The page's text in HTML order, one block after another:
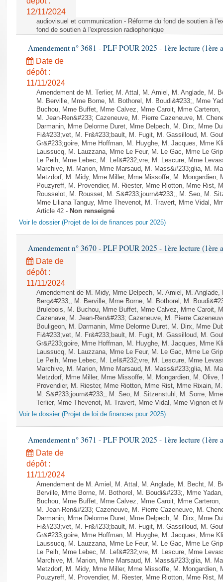
Baromètre de l’application des lois
Dossiers législatifs
Budget et sécurité sociale
Questions écrites et orales
Comptes rendus des débats
12/11/2024
audiovisuel et communication - Réforme du fond de soutien à
fond de soutien à l'expression radiophonique
Amendement n° 3681 - PLF POUR 2025 - 1ère lecture (1ère
Date de
dépôt :
11/11/2024
Amendement de M. Terlier, M. Attal, M. Amiel, M. Anglade, M.
M. Berville, Mme Borne, M. Bothorel, M. Boudi&#233;, Mme
Buchou, Mme Buffet, Mme Calvez, Mme Caroit, Mme
M. Jean-Ren&#233; Cazeneuve, M. Pierre Cazeneuve, M.
Darmanin, Mme Delorme Duret, Mme Delpech, M. Dirx, Mme
Fi&#233;vet, M. Fr&#233;bault, M. Fugit, M. Gassilloud, M.
Gr&#233;goire, Mme Hoffman, M. Huyghe, M. Jacques, Mme
Laussucq, M. Lauzzana, Mme Le Feur, M. Le Gac, Mme Le
Le Peih, Mme Lebec, M. Lef&#232;vre, M. Lescure, Mme
Marchive, M. Marion, Mme Marsaud, M. Mass&#233;glia, M.
Metzdorf, M. Midy, Mme Miller, Mme Missoffe, M. Mongardien,
Pouzyreff, M. Provendier, M. Riester, Mme Riotton, Mme Rist,
Rousselot, M. Rousset, M. S&#233;journ&#233;, M. Seo, M.
Mme Liliana Tanguy, Mme Thevenot, M. Travert, Mme Vidal,
Article 42 - Non renseigné
Voir le dossier (Projet de loi de finances pour 2025)
Amendement n° 3670 - PLF POUR 2025 - 1ère lecture (1ère
Date de
dépôt :
11/11/2024
Amendement de M. Midy, Mme Delpech, M. Amiel, M.
Berg&#233;, M. Berville, Mme Borne, M. Bothorel, M.
Brulebois, M. Buchou, Mme Buffet, Mme Calvez, Mme Caroit,
Cazenave, M. Jean-Ren&#233; Cazeneuve, M. Pierre
Bouligeon, M. Darmanin, Mme Delorme Duret, M. Dirx, Mme
Fi&#233;vet, M. Fr&#233;bault, M. Fugit, M. Gassilloud, M.
Gr&#233;goire, Mme Hoffman, M. Huyghe, M. Jacques, Mme
Laussucq, M. Lauzzana, Mme Le Feur, M. Le Gac, Mme Le
Le Peih, Mme Lebec, M. Lef&#232;vre, M. Lescure, Mme
Marchive, M. Marion, Mme Marsaud, M. Mass&#233;glia, M.
Metzdorf, Mme Miller, Mme Missoffe, M. Mongardien, M.
Provendier, M. Riester, Mme Riotton, Mme Rist, Mme Rixain,
M. S&#233;journ&#233;, M. Seo, M. Sitzenstuhl, M. Sorre,
Terlier, Mme Thevenot, M. Travert, Mme Vidal, Mme Vignon et
Voir le dossier (Projet de loi de finances pour 2025)
Amendement n° 3671 - PLF POUR 2025 - 1ère lecture (1ère
Date de
dépôt :
11/11/2024
Amendement de M. Amiel, M. Attal, M. Anglade, M. Becht, M.
Berville, Mme Borne, M. Bothorel, M. Boudi&#233;, Mme
Buchou, Mme Buffet, Mme Calvez, Mme Caroit, Mme
M. Jean-Ren&#233; Cazeneuve, M. Pierre Cazeneuve, M.
Darmanin, Mme Delorme Duret, Mme Delpech, M. Dirx, Mme
Fi&#233;vet, M. Fr&#233;bault, M. Fugit, M. Gassilloud, M.
Gr&#233;goire, Mme Hoffman, M. Huyghe, M. Jacques, Mme
Laussucq, M. Lauzzana, Mme Le Feur, M. Le Gac, Mme Le
Le Peih, Mme Lebec, M. Lef&#232;vre, M. Lescure, Mme
Marchive, M. Marion, Mme Marsaud, M. Mass&#233;glia, M.
Metzdorf, M. Midy, Mme Miller, Mme Missoffe, M. Mongardien,
Pouzyreff, M. Provendier, M. Riester, Mme Riotton, Mme Rist,